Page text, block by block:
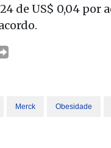
de US$ 0,04 por
Merck Obesidade